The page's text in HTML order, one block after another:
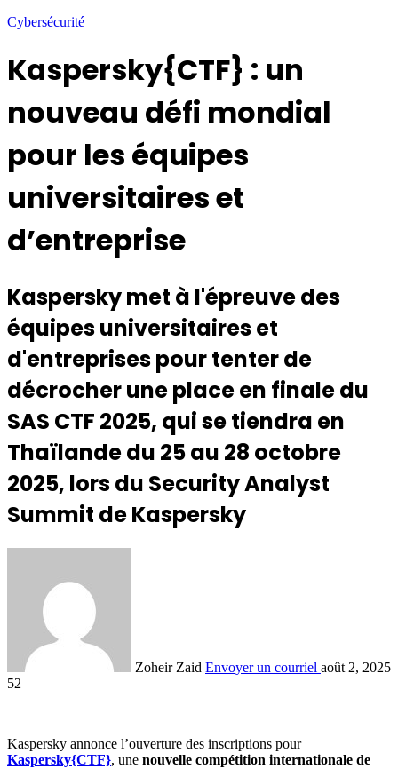
Cybersécurité
Kaspersky{CTF} : un
nouveau défi mondial
pour les équipes
universitaires et
d’entreprise
Kaspersky met à l'épreuve des
équipes universitaires et
d'entreprises pour tenter de
décrocher une place en finale du
SAS CTF 2025, qui se tiendra en
Thaïlande du 25 au 28 octobre
2025, lors du Security Analyst
Summit de Kaspersky
Zoheir Zaid Envoyer un courriel août 2, 2025
52
Kaspersky annonce l’ouverture des inscriptions pour
Kaspersky{CTF}, une nouvelle compétition internationale de